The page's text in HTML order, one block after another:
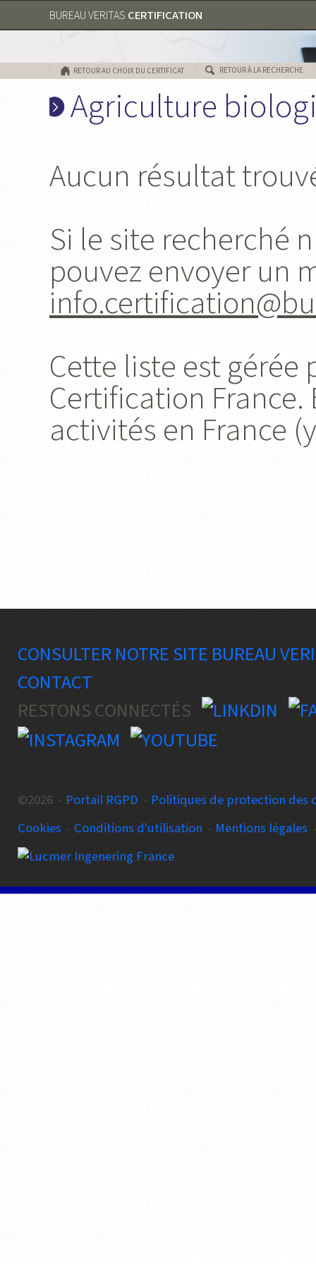
BUREAU VERITAS CERTIFICATION
RETOUR AU CHOIX DU CERTIFICAT RETOUR À LA RECHERCHE
Agriculture
Aucun résultat
Si le site recherché
pouvez envoyer un
Cette liste est gérée
Certification France.
activités en France
CONSULTER NOTRE SITE BUREAU
CONTACT
RESTONS CONNECTÉS
©2026 - Portail RGPD - Politiques de protection des
Cookies - Conditions d'utilisation - Mentions légales